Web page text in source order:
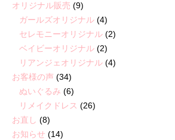
オリジナル販売 (9)
ガールズオリジナル (4)
セレモニーオリジナル (2)
ベイビーオリジナル (2)
リアンジェオリジナル (4)
お客様の声 (34)
ぬいぐるみ (6)
リメイクドレス (26)
お直し (8)
お知らせ (14)